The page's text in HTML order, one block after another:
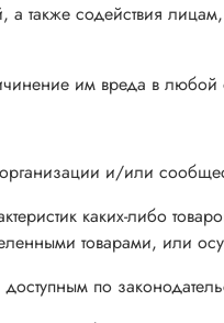
также содействия
им вреда в
и/или
каких-либо
товарами, или
по